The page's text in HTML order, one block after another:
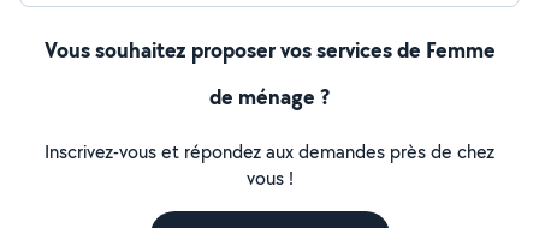
Vous souhaitez proposer vos services de Femme
de ménage ?
Inscrivez-vous et répondez aux demandes près de chez
vous !